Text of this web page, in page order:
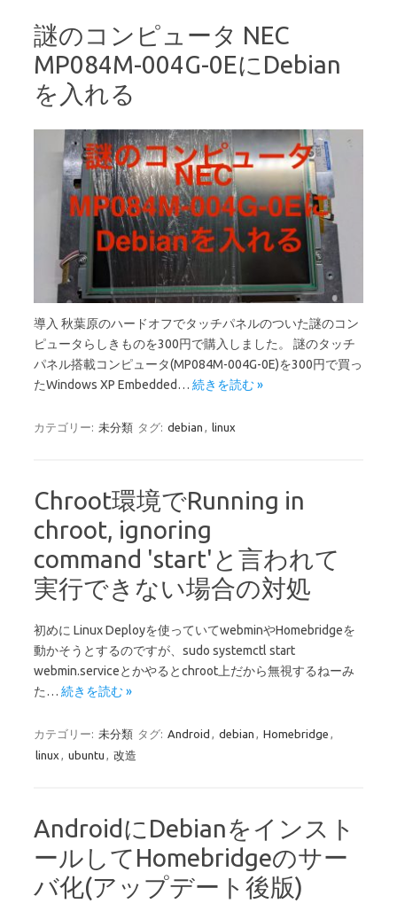
謎のコンピュータ NEC
MP084M-004G-0EにDebian
を入れる
導入 秋葉原のハードオフでタッチパネルのついた謎のコン
ピュータらしきものを300円で購入しました。 謎のタッチ
パネル搭載コンピュータ(MP084M-004G-0E)を300円で買っ
たWindows XP Embedded… 続きを読む »
カテゴリー: 未分類 タグ: debian linux
Chroot環境でRunning in
chroot, ignoring
command 'start'と言われて
実行できない場合の対処
初めに Linux Deployを使っていてwebminやHomebridgeを
動かそうとするのですが、sudo systemctl start
webmin.serviceとかやるとchroot上だから無視するねーみ
た… 続きを読む »
カテゴリー: 未分類 タグ: Android debian Homebridge
linux
ubuntu 改造
AndroidにDebianをインスト
ールしてHomebridgeのサー
バ化(アップデート後版)